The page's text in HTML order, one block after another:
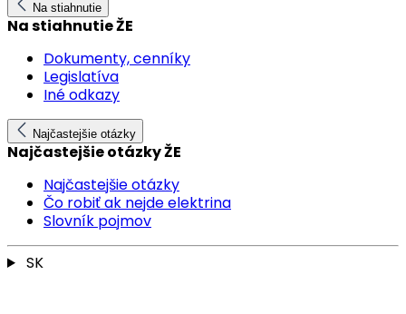
Na stiahnutie
Na stiahnutie ŽE
Dokumenty, cenníky
Legislatíva
Iné odkazy
Najčastejšie otázky
Najčastejšie otázky ŽE
Najčastejšie otázky
Čo robiť ak nejde elektrina
Slovník pojmov
SK